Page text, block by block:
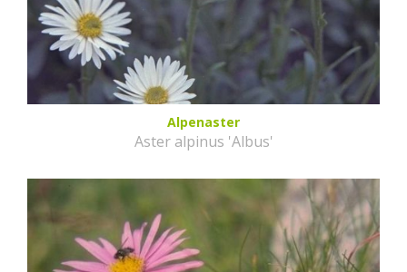
Alpenaster
Aster alpinus 'Albus'